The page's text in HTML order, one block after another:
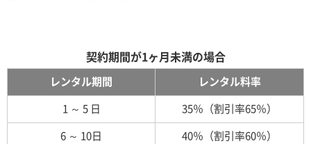
契約期間が1ヶ月未満の場合
レンタル期間 レンタル料率
1 ～ 5 日 35％（割引率65％）
6 ～ 10日 40％（割引率60％）